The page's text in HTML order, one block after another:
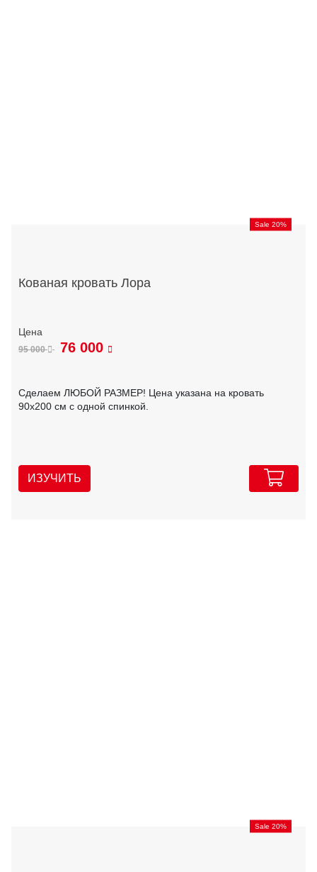
Sale 20%
Кованая кровать Лора
95 000 76 000
Сделаем ЛЮБОЙ РАЗМЕР! Цена указана на кровать
90х200 см с одной спинкой.
ИЗУЧИТЬ
Sale 20%